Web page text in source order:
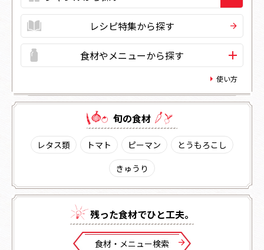
レシピ特集から探す
食材やメニューから探す
使い方
旬の⾷材
レタス類 トマト ピーマン
とうもろこし
きゅうり
残った⾷材でひと⼯夫。
⾷材・メニュー検索